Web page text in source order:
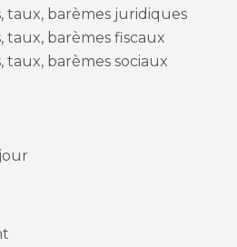
taux, barèmes juridiques
taux, barèmes fiscaux
taux, barèmes sociaux